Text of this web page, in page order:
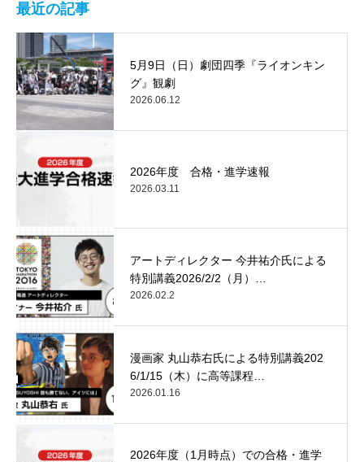
最近の記事
5月9日（日）劇団四季『ライオンキン
グ』観劇
2026.06.12
2026年度 合格・進学速報
2026.03.11
アートディレクター 今井祐介氏による
特別講義2026/2/2（月）…
2026.02.2
漫画家 丸山恭右氏による特別講義202
6/1/15（木）に高等課程…
2026.01.16
2026年度（1月時点）での合格・進学